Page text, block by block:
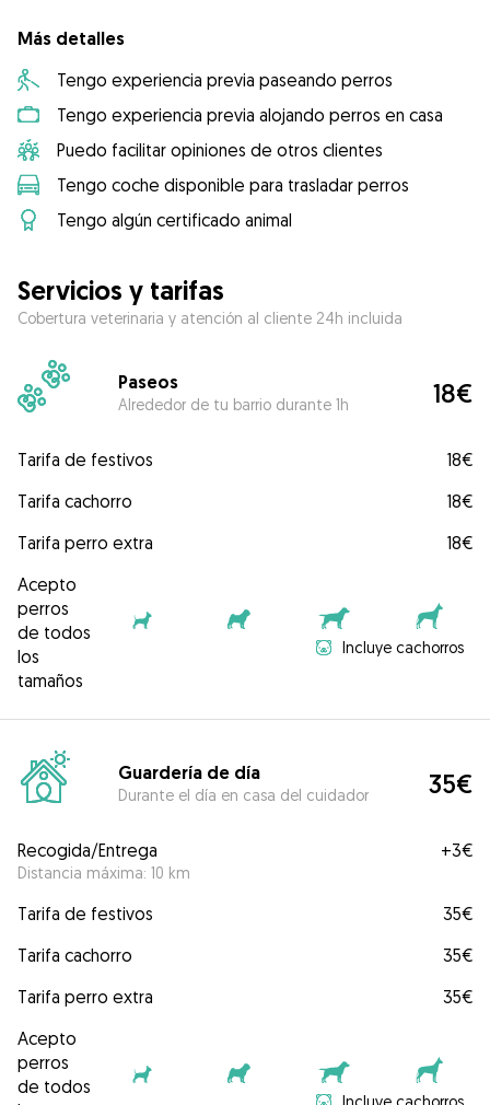
Más detalles
Tengo experiencia previa paseando perros
Tengo experiencia previa alojando perros en casa
Puedo facilitar opiniones de otros clientes
Tengo coche disponible para trasladar perros
Tengo algún certificado animal
Servicios y tarifas
Cobertura veterinaria y atención al cliente 24h incluida
Paseos
Alrededor de tu barrio durante 1h 18€
Tarifa de festivos
18€
Tarifa cachorro
18€
Tarifa perro extra
18€
Acepto
perros
de todos
los
tamaños
Incluye cachorros
Guardería de día
Durante el día en casa del cuidador 35€
Recogida/Entrega
Distancia máxima: 10 km
+3€
Tarifa de festivos
35€
Tarifa cachorro
35€
Tarifa perro extra
35€
Acepto
perros
de todos